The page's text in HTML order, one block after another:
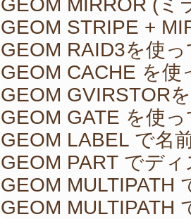
GEOM MIRROR (ミ
GEOM STRIPE +
GEOM RAID3を使
GEOM CACHE を使
GEOM GVIRSTOR
GEOM GATE を使
GEOM LABEL で名
GEOM PART でデ
GEOM MULTIPATH
GEOM MULTIPATH